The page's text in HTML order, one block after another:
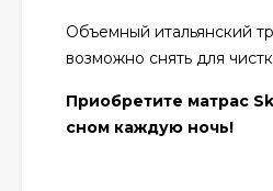
Объемный итальянский
возможно снять для
Приобретите матрас
сном каждую ночь!